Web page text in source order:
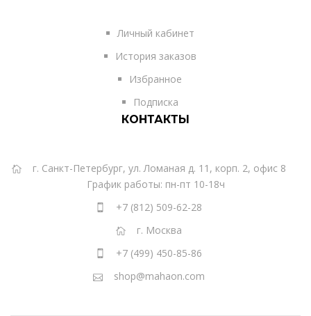
Личный кабинет
История заказов
Избранное
Подписка
КОНТАКТЫ
г. Санкт-Петербург, ул. Ломаная д. 11, корп. 2, офис 8
График работы: пн-пт 10-18ч
+7 (812) 509-62-28
г. Москва
+7 (499) 450-85-86
shop@mahaon.com